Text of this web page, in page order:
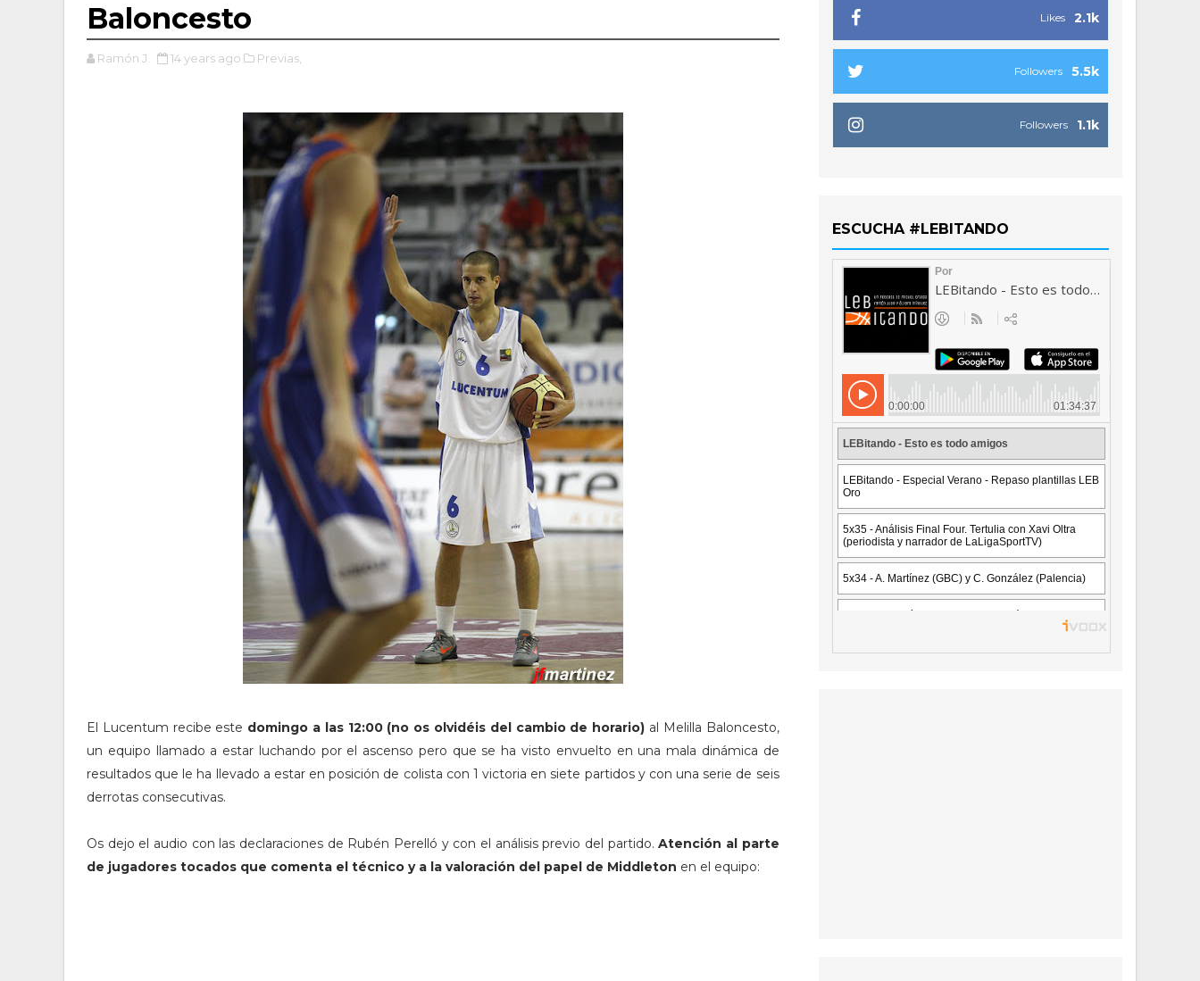
Baloncesto
Ramón J. 14 years ago Previas,
El Lucentum recibe este domingo a las 12:00 (no os olvidéis del cambio de horario) al Melilla Baloncesto,
un equipo llamado a estar luchando por el ascenso pero que se ha visto envuelto en una mala dinámica de
resultados que le ha llevado a estar en posición de colista con 1 victoria en siete partidos y con una serie de seis
derrotas consecutivas.
Os dejo el audio con las declaraciones de Rubén Perelló y con el análisis previo del partido.Atención al parte
de jugadores tocados que comenta el técnico y a la valoración del papel de Middleton en el equipo:
2.1k
Likes
5.5k
Followers
1.1k
Followers
ESCUCHA #LEBITANDO